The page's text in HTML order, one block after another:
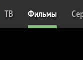
ТВ Фильмы